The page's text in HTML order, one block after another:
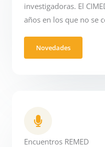
investigadoras. El
años en los que no se
Novedades
Encuentros REMED